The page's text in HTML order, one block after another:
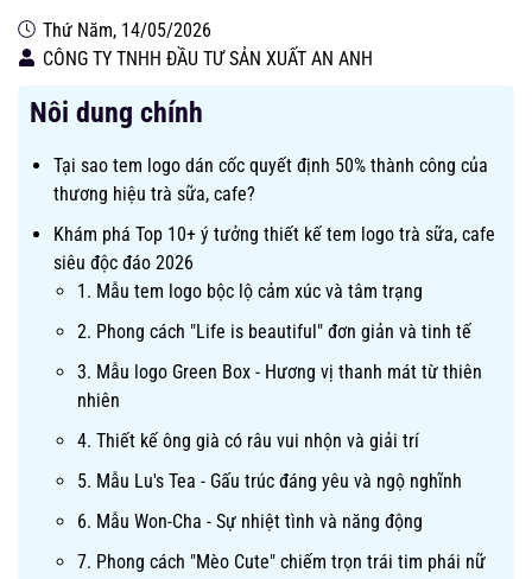
Thứ Năm, 14/05/2026
CÔNG TY TNHH ĐẦU TƯ SẢN XUẤT AN ANH
Nôi dung chính
Tại sao tem logo dán cốc quyết định 50% thành công của
thương hiệu trà sữa, cafe?
Khám phá Top 10+ ý tưởng thiết kế tem logo trà sữa, cafe
siêu độc đáo 2026
1. Mẫu tem logo bộc lộ cảm xúc và tâm trạng
2. Phong cách "Life is beautiful" đơn giản và tinh tế
3. Mẫu logo Green Box - Hương vị thanh mát từ thiên
nhiên
4. Thiết kế ông già có râu vui nhộn và giải trí
5. Mẫu Lu's Tea - Gấu trúc đáng yêu và ngộ nghĩnh
6. Mẫu Won-Cha - Sự nhiệt tình và năng động
7. Phong cách "Mèo Cute" chiếm trọn trái tim phái nữ